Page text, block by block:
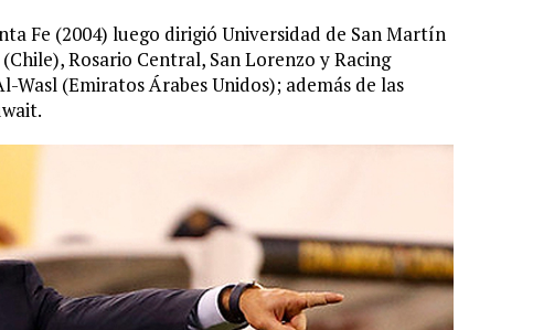
Fe (2004) luego dirigió Universidad de San Martín
Rosario Central, San Lorenzo y Racing
(Emiratos Árabes Unidos); además de las